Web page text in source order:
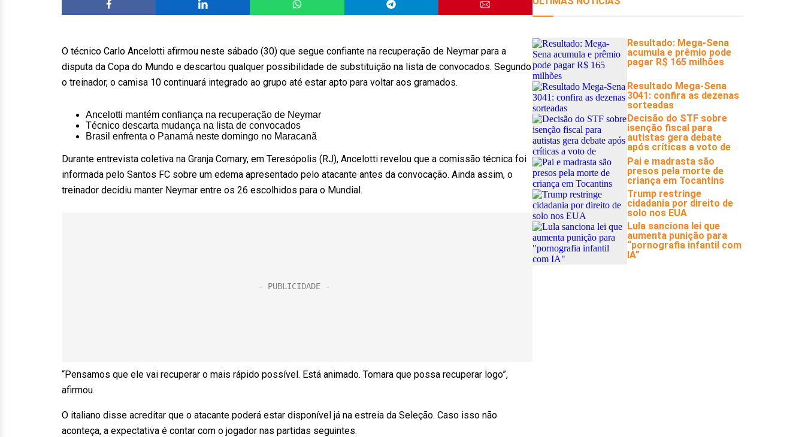
O técnico Carlo Ancelotti afirmou neste sábado (30) que segue confiante na recuperação de Neymar para a
disputa da Copa do Mundo e descartou qualquer possibilidade de substituição na lista de convocados. Segundo
o treinador, o camisa 10 continuará integrado ao grupo até estar apto para voltar aos gramados.
Ancelotti mantém confiança na recuperação de Neymar
Técnico descarta mudança na lista de convocados
Brasil enfrenta o Panamá neste domingo no Maracanã
Durante entrevista coletiva na Granja Comary, em Teresópolis (RJ), Ancelotti revelou que a comissão técnica foi
informada pelo Santos FC sobre um edema apresentado pelo atacante antes da convocação. Ainda assim, o
treinador decidiu manter Neymar entre os 26 escolhidos para o Mundial.
“Pensamos que ele vai recuperar o mais rápido possível. Está animado. Tomara que possa recuperar logo”,
afirmou.
O italiano disse acreditar que o atacante poderá estar disponível já na estreia da Seleção. Caso isso não
aconteça, a expectativa é contar com o jogador nas partidas seguintes.